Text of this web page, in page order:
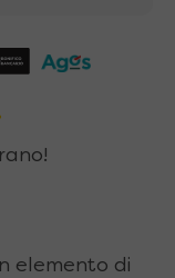
elemento di